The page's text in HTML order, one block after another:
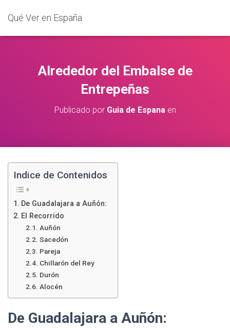
Qué Ver en España
Alrededor del Embalse de
Entrepeñas
Publicado por Guia de Espanaen
Indice de Contenidos
De Guadalajara a Auñón:
El Recorrido
Auñón
Sacedón
Pareja
Chillarón del Rey
Durón
Alocén
De Guadalajara a Auñón: